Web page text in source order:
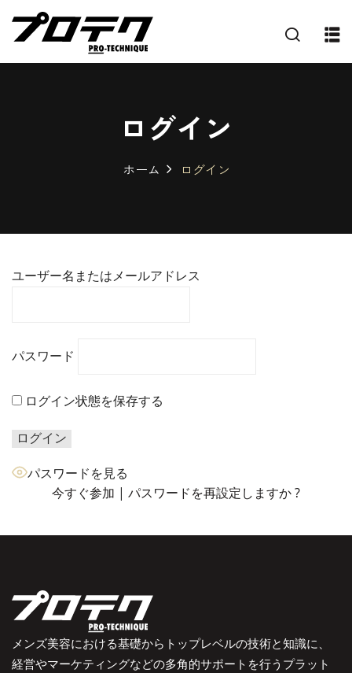
ログイン
ホーム ログイン
ユーザー名またはメールアドレス
パスワード
ログイン状態を保存する
パスワードを見る
今すぐ参加 | パスワードを再設定しますか ?
メンズ美容における基礎からトップレベルの技術と知識に、
経営やマーケティングなどの多角的サポートを行うプラット